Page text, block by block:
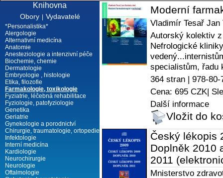
Knihovna
Obory | Vydavatelé
*Personalistika*
Alergologie
Alternativní medicína
Anatomie
Anesteziologie a intenzivní péče
Biochemie, chemie
Dermatologie
Embryologie , histologie
Etika, filozofie
Farmakologie, toxikologie
Fyziatrie, léčebná rehabilitace
Fyziologie, patofyziologie
Genetika
Geriatrie
Gynekologie a porodnictví
Chirurgie, traumatologie, ortopedie
Infektologie
Interní medicína
Kardiologie
Neurochirurgie
Neurologie
Oftalmologie
Moderní
Vladimír Tesař Jan
Autorský kolektiv
Nefrologické
specialistům,
364 stran | 978-80-
Cena: 695 CZK|
Další informace
Vložit do
Český lékopis
Doplněk 2010
2011
Mnisterstvo